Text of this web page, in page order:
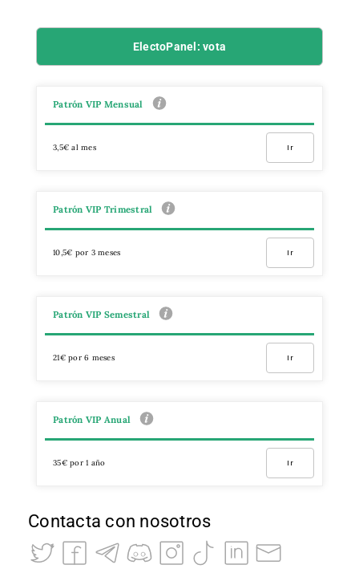
ElectoPanel: vota
Patrón VIP Mensual
3,5€ al mes Ir
Patrón VIP Trimestral
10,5€ por 3 meses Ir
Patrón VIP Semestral
21€ por 6 meses Ir
Patrón VIP Anual
35€ por 1 año Ir
Contacta con nosotros